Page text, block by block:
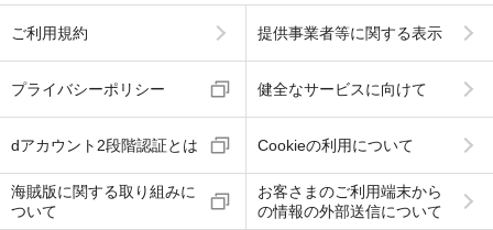
ご利用規約 提供事業者等に関する表示
プライバシーポリシー 健全なサービスに向けて
dアカウント2段階認証とは Cookieの利用について
海賊版に関する取り組みに
ついて
お客さまのご利用端末から
の情報の外部送信について